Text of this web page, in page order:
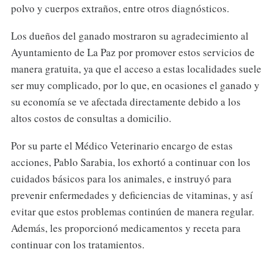
polvo y cuerpos extraños, entre otros diagnósticos.
Los dueños del ganado mostraron su agradecimiento al
Ayuntamiento de La Paz por promover estos servicios de
manera gratuita, ya que el acceso a estas localidades suele
ser muy complicado, por lo que, en ocasiones el ganado y
su economía se ve afectada directamente debido a los
altos costos de consultas a domicilio.
Por su parte el Médico Veterinario encargo de estas
acciones, Pablo Sarabia, los exhortó a continuar con los
cuidados básicos para los animales, e instruyó para
prevenir enfermedades y deficiencias de vitaminas, y así
evitar que estos problemas continúen de manera regular.
Además, les proporcionó medicamentos y receta para
continuar con los tratamientos.